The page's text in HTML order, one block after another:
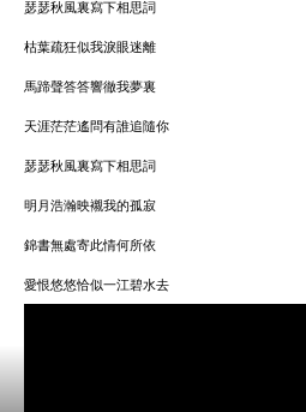
瑟瑟秋風裏寫下相思詞
枯葉疏狂似我淚眼迷離
馬蹄聲答答響徹我夢裏
天涯茫茫遙問有誰追隨你
瑟瑟秋風裏寫下相思詞
明月浩瀚映襯我的孤寂
錦書無處寄此情何所依
愛恨悠悠恰似一江碧水去